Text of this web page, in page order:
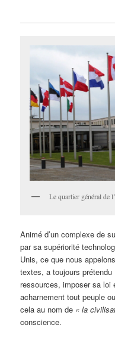
Le quartier général de
Animé d’un complexe de
par sa supériorité
Unis, ce que nous appelons
textes, a toujours
ressources, imposer sa loi
acharnement tout peuple
cela au nom de « la
conscience.